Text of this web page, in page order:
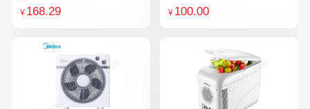
￥ 168.29 ￥ 100.00